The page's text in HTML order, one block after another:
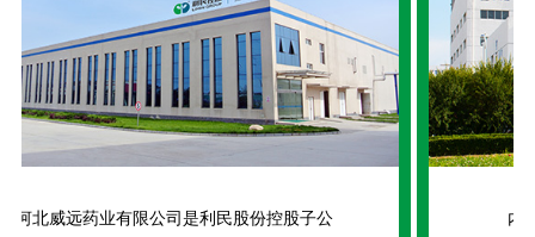
内蒙古新威远生物化工有限公司是利民股份控